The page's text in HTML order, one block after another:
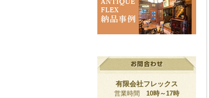
有限会社フレックス
営業時間 10時～17時